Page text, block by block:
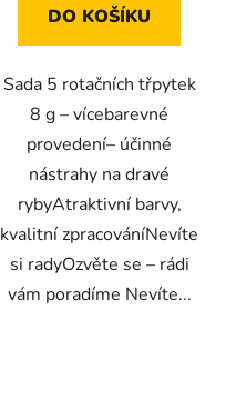
DO KOŠÍKU
Sada 5 rotačních třpytek
8 g – vícebarevné
provedení– účinné
nástrahy na dravé
rybyAtraktivní barvy,
kvalitní zpracováníNevíte
si radyOzvěte se – rádi
vám poradíme Nevíte...